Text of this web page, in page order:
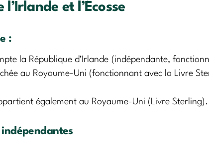
et l’Écosse
:
la République d’Irlande (indépendante,
au Royaume-Uni (fonctionnant avec la Livre
également au Royaume-Uni (Livre Sterling).
indépendantes